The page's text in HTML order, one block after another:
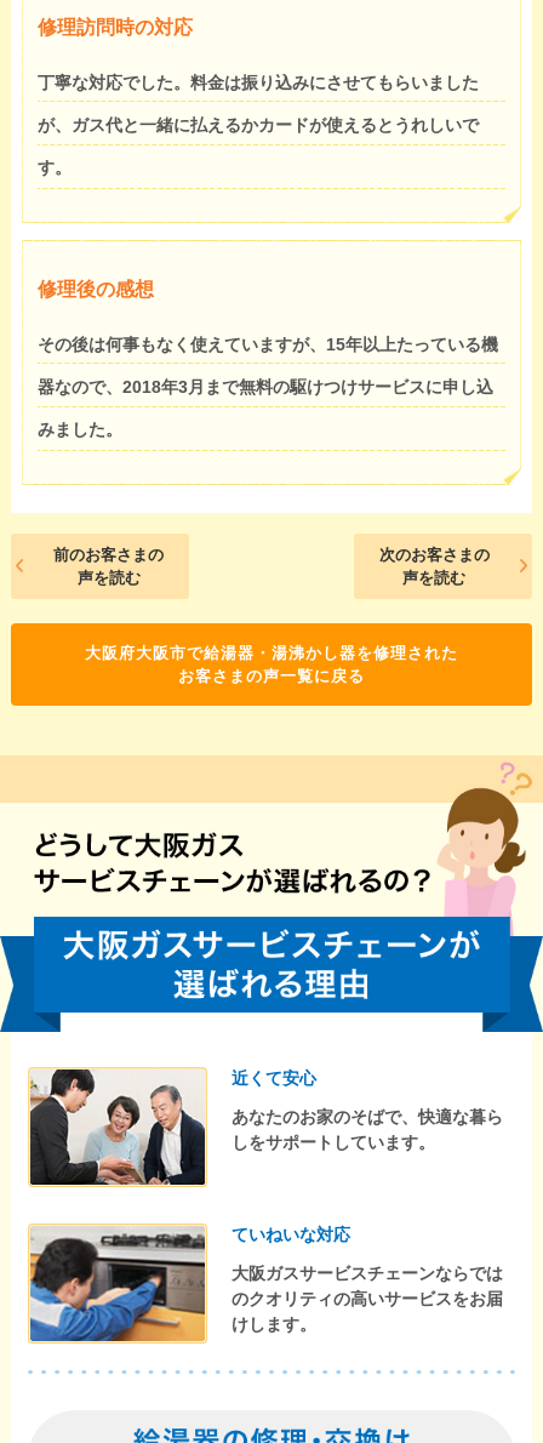
修理訪問時の対応
丁寧な対応でした。料金は振り込みにさせてもらいました
が、ガス代と一緒に払えるかカードが使えるとうれしいで
す。
修理後の感想
その後は何事もなく使えていますが、15年以上たっている機
器なので、2018年3月まで無料の駆けつけサービスに申し込
みました。
前のお客さまの
声を読む
次のお客さまの
声を読む
大阪府大阪市で給湯器・湯沸かし器を修理された
お客さまの声一覧に戻る
近くて安心
あなたのお家のそばで、快適な暮ら
しをサポートしています。
ていねいな対応
大阪ガスサービスチェーンならでは
のクオリティの高いサービスをお届
けします。